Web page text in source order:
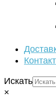
Искать
×